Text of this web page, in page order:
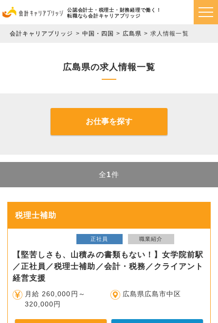
公認会計士・税理士・財務経理で働く！
転職なら会計キャリアブリッジ
会計キャリアブリッジ 中国・四国 広島県 求人情報一覧
広島県の求人情報一覧
お仕事を探す
全1件
税理士補助
正社員 職業紹介
【堅苦しさも、山積みの書類もない！】女学院前駅
／正社員／税理士補助／会計・税務／クライアント
経営支援
月給 260,000円～
320,000円
広島県広島市中区